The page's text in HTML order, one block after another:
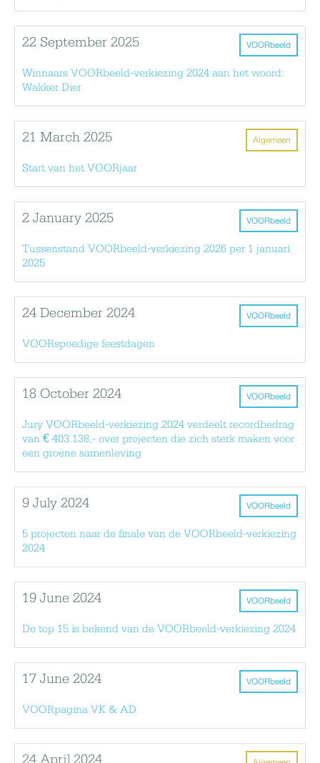
VOORbeeld
22 September 2025
Winnaars VOORbeeld-verkiezing 2024 aan het woord:
Wakker Dier
Algemeen
21 March 2025
Start van het VOORjaar
VOORbeeld
2 January 2025
Tussenstand VOORbeeld-verkiezing 2026 per 1 januari
2025
VOORbeeld
24 December 2024
VOORspoedige feestdagen
VOORbeeld
18 October 2024
Jury VOORbeeld-verkiezing 2024 verdeelt recordbedrag
van € 403.138,- over projecten die zich sterk maken voor
een groene samenleving
VOORbeeld
9 July 2024
5 projecten naar de finale van de VOORbeeld-verkiezing
2024
VOORbeeld
19 June 2024
De top 15 is bekend van de VOORbeeld-verkiezing 2024
VOORbeeld
17 June 2024
VOORpagina VK & AD